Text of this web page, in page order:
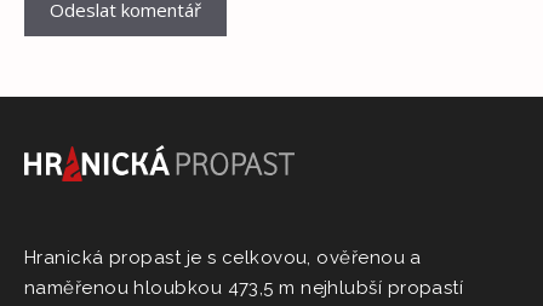
Hranická propast je s celkovou, ověřenou a
naměřenou hloubkou 473,5 m nejhlubší propastí